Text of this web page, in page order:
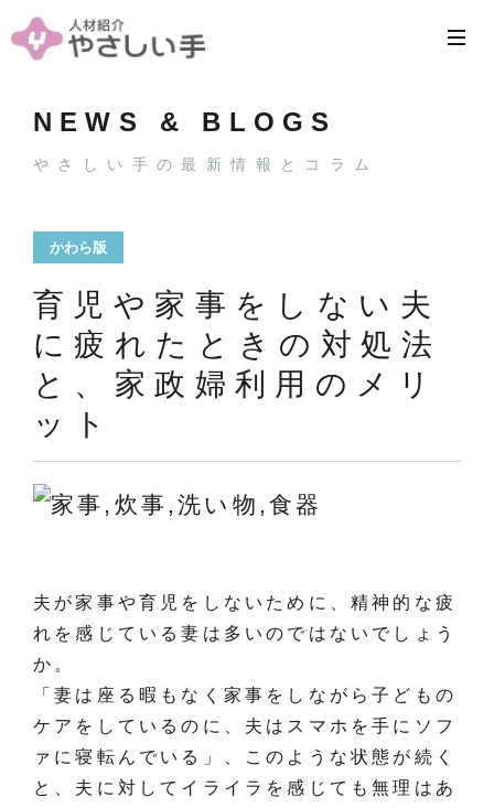
NEWS & BLOGS
やさしい手の最新情報とコラム
かわら版
育児や家事をしない夫
に疲れたときの対処法
と、家政婦利用のメリ
ット
夫が家事や育児をしないために、精神的な疲
れを感じている妻は多いのではないでしょう
か。
「妻は座る暇もなく家事をしながら子どもの
ケアをしているのに、夫はスマホを手にソフ
ァに寝転んでいる」、このような状態が続く
と、夫に対してイライラを感じても無理はあ